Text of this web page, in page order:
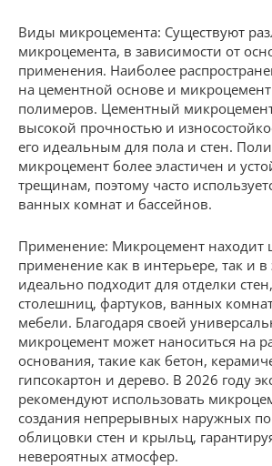
Виды микроцемента: Существуют
микроцемента, в зависимости от
применения. Наиболее
на цементной основе и
полимеров. Цементный
высокой прочностью и
его идеальным для пола и стен.
микроцемент более эластичен и
трещинам, поэтому часто
ванных комнат и бассейнов.
Применение: Микроцемент находит
применение как в интерьере, так и в
идеально подходит для отделки
столешниц, фартуков, ванных
мебели. Благодаря своей
микроцемент может наноситься на
основания, такие как бетон,
гипсокартон и дерево. В 2026 году
рекомендуют использовать
создания непрерывных наружных
облицовки стен и крыльц,
невероятных атмосфер.